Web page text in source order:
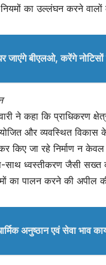
का उल्लंघन करने
जाएंगे बीएलओ, करेंगे
ने कहा कि प्राधिकरण
और व्यवस्थित विकास
किए जा रहे निर्माण न
ध्वस्तीकरण जैसी सख्त
का पालन करने की अपील
अनुष्ठान एवं सेवा भाव